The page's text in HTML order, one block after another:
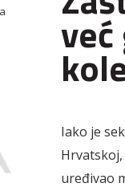
Iako je
uređivao